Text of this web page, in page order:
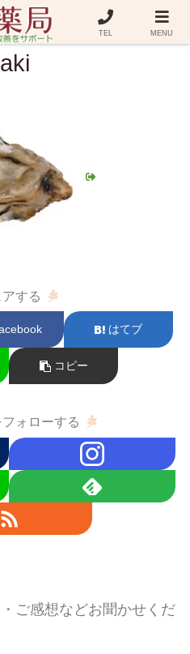
アする
はてブ
コピー
ォローする
ご感想などお聞かせくだ
TEL MENU